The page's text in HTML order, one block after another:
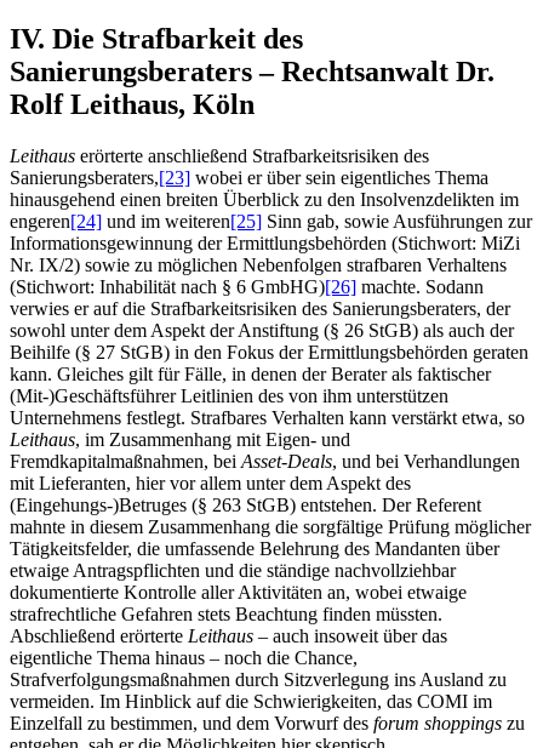
IV. Die Strafbarkeit des
Sanierungsberaters – Rechtsanwalt Dr.
Rolf Leithaus, Köln
Leithaus erörterte anschließend Strafbarkeitsrisiken des
Sanierungsberaters,[23] wobei er über sein eigentliches Thema
hinausgehend einen breiten Überblick zu den Insolvenzdelikten im
engeren[24] und im weiteren[25] Sinn gab, sowie Ausführungen zur
Informationsgewinnung der Ermittlungsbehörden (Stichwort: MiZi
Nr. IX/2) sowie zu möglichen Nebenfolgen strafbaren Verhaltens
(Stichwort: Inhabilität nach § 6 GmbHG)[26] machte. Sodann
verwies er auf die Strafbarkeitsrisiken des Sanierungsberaters, der
sowohl unter dem Aspekt der Anstiftung (§ 26 StGB) als auch der
Beihilfe (§ 27 StGB) in den Fokus der Ermittlungsbehörden geraten
kann. Gleiches gilt für Fälle, in denen der Berater als faktischer
(Mit-)Geschäftsführer Leitlinien des von ihm unterstützen
Unternehmens festlegt. Strafbares Verhalten kann verstärkt etwa, so
Leithaus, im Zusammenhang mit Eigen- und
Fremdkapitalmaßnahmen, bei Asset-Deals, und bei Verhandlungen
mit Lieferanten, hier vor allem unter dem Aspekt des
(Eingehungs-)Betruges (§ 263 StGB) entstehen. Der Referent
mahnte in diesem Zusammenhang die sorgfältige Prüfung möglicher
Tätigkeitsfelder, die umfassende Belehrung des Mandanten über
etwaige Antragspflichten und die ständige nachvollziehbar
dokumentierte Kontrolle aller Aktivitäten an, wobei etwaige
strafrechtliche Gefahren stets Beachtung finden müssten.
Abschließend erörterte Leithaus – auch insoweit über das
eigentliche Thema hinaus – noch die Chance,
Strafverfolgungsmaßnahmen durch Sitzverlegung ins Ausland zu
vermeiden. Im Hinblick auf die Schwierigkeiten, das COMI im
Einzelfall zu bestimmen, und dem Vorwurf des forum shoppings zu